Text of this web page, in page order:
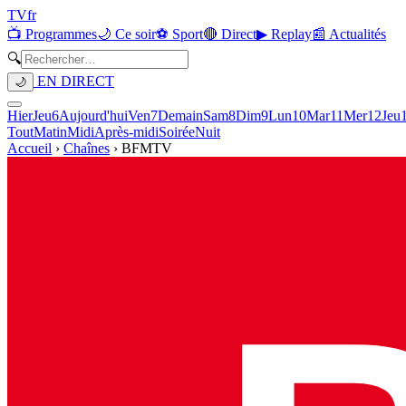
TVfr
📺 Programmes🌙 Ce soir⚽ Sport🔴 Direct▶ Replay📰 Actualités
🔍
🌙 EN DIRECT
HierJeu6Aujourd'huiVen7DemainSam8Dim9Lun10Mar11Mer12Jeu
ToutMatinMidiAprès-midiSoiréeNuit
Accueil › Chaînes › BFMTV